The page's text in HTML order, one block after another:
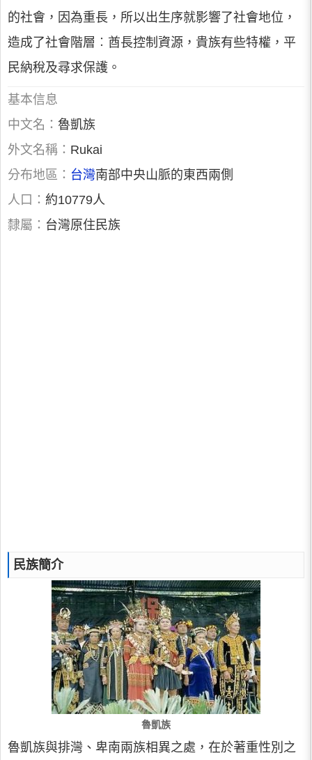
的社會，因為重長，所以出生序就影響了社會地位，
造成了社會階層︰酋長控制資源，貴族有些特權，平
民納稅及尋求保護。
基本信息
中文名： 魯凱族
外文名稱： Rukai
分布地區： 台灣南部中央山脈的東西兩側
人口： 約10779人
隸屬： 台灣原住民族
民族簡介
魯凱族
魯凱族與排灣、卑南兩族相異之處，在於著重性別之